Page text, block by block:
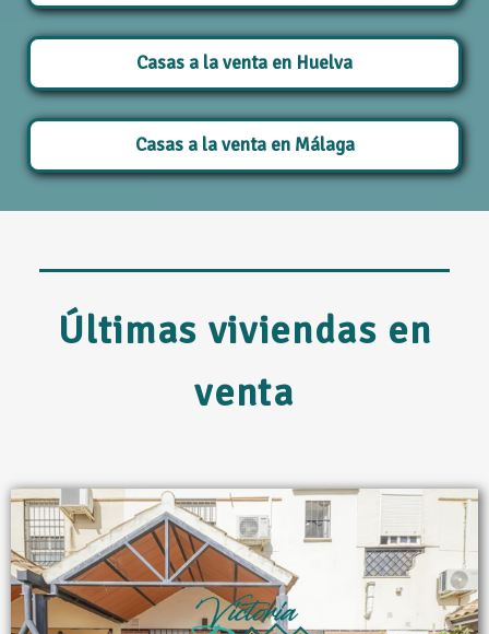
Casas a la venta en Huelva
Casas a la venta en Málaga
Últimas viviendas en
venta